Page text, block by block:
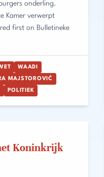
onderling.
Kamer verwerpt
first on Bulletineke
WAADI
MAJSTOROVIĆ
POLITIEK
Koninkrijk